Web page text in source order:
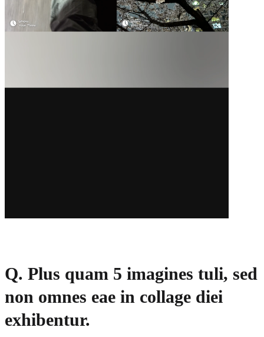
Q. Plus quam 5 imagines tuli, sed
non omnes eae in collage diei
exhibentur.